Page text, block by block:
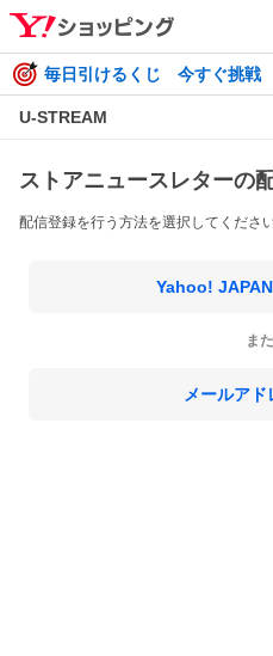
毎日引けるくじ 今すぐ挑戦
U-STREAM
ストアニュースレターの
配信登録を行う方法を選択してください
Yahoo!
ま
メールアド